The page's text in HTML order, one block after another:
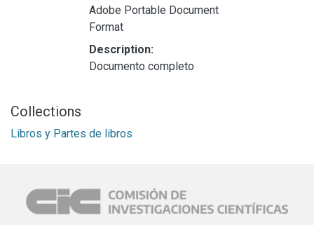
Adobe Portable Document
Format
Description:
Documento completo
Collections
Libros y Partes de libros